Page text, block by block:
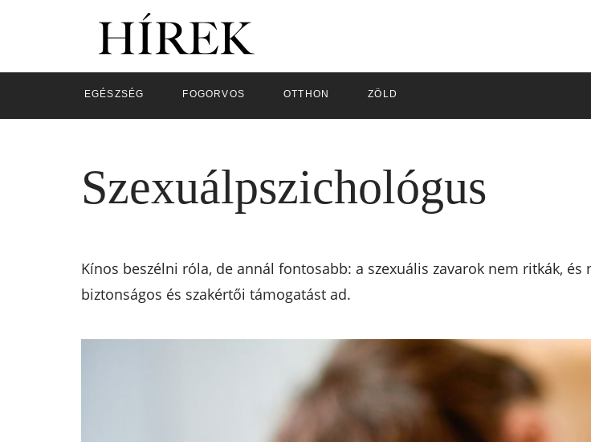
EGÉSZSÉG FOGORVOS OTTHON ZÖLD
Szexuálpszichológus
Kínos beszélni róla, de annál fontosabb: a szexuális zavarok nem ritkák,
biztonságos és szakértői támogatást ad.